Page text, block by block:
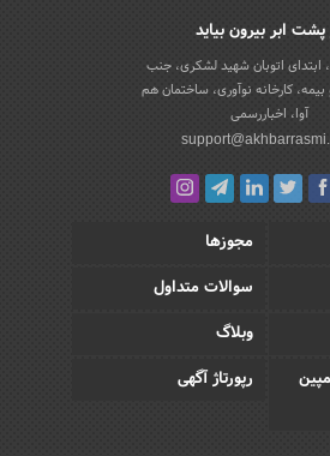
پشت ابر بیرون بیاید
ابتدای اتوبان شهید لشکری، جنب
بیمه، کارخانه نوآوری، ساختمان هم
آوا، اخباررسمی
مجوزها
سوالات متداول
وبلاگ
رپورتاژ آگهی